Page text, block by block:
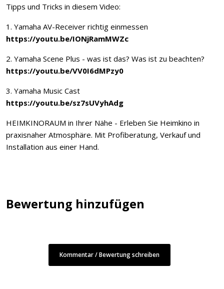
Tipps und Tricks in diesem Video:
1. Yamaha AV-Receiver richtig einmessen
https://youtu.be/IONjRamMWZc
2. Yamaha Scene Plus - was ist das? Was ist zu beachten?
https://youtu.be/VV0I6dMPzy0
3. Yamaha Music Cast
https://youtu.be/sz7sUVyhAdg
HEIMKINORAUM in Ihrer Nähe - Erleben Sie Heimkino in
praxisnaher Atmosphäre. Mit Profiberatung, Verkauf und
Installation aus einer Hand.
Bewertung hinzufügen
Kommentar / Bewertung schreiben